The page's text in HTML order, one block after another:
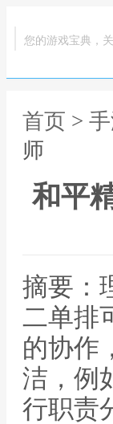
您的游戏宝典，关
首页 >
师
和平
摘要：
二单排
的协作
洁，例
行职责